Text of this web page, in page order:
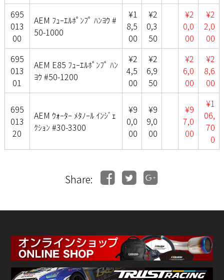
695
013
00
AEM ﾌｭｰｴﾙﾎﾟﾝﾌﾟ ﾊﾝﾖｳ #
50-1000
¥1
8,5
00
¥2
0,3
50
¥2
0,0
00
¥2
2,0
00
695
013
01
AEM E85 ﾌｭｰｴﾙﾎﾟﾝﾌﾟ ﾊﾝ
ﾖｳ #50-1200
¥2
4,5
00
¥2
6,9
50
¥2
6,0
00
¥2
8,6
00
695
013
20
AEM ｳｫｰﾀｰ ﾒﾀﾉｰﾙ ｲﾝｼﾞｪ
ｸｼｮﾝ #30-3300
¥9
0,0
00
¥9
9,0
00
¥9
7,0
00
¥1
06,
70
0
Share: